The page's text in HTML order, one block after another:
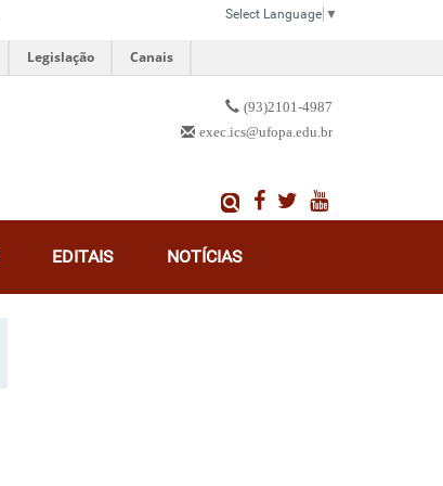
Select Language ▼
Legislação Canais
(93)2101-4987
exec.ics@ufopa.edu.br
EDITAIS NOTÍCIAS